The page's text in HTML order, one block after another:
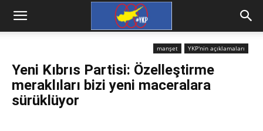
manşet YKP'nin açıklamaları
Yeni Kıbrıs Partisi: Özelleştirme
meraklıları bizi yeni maceralara
sürüklüyor